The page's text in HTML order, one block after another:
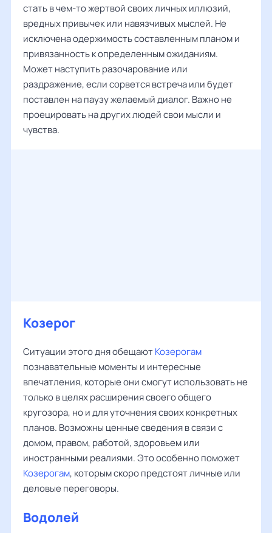
стать в чем-то жертвой своих личных иллюзий,
вредных привычек или навязчивых мыслей. Не
исключена одержимость составленным планом и
привязанность к определенным ожиданиям.
Может наступить разочарование или
раздражение, если сорвется встреча или будет
поставлен на паузу желаемый диалог. Важно не
проецировать на других людей свои мысли и
чувства.
Козерог
Ситуации этого дня обещаютКозерогам
познавательные моменты и интересные
впечатления, которые они смогут использовать не
только в целях расширения своего общего
кругозора, но и для уточнения своих конкретных
планов. Возможны ценные сведения в связи с
домом, правом, работой, здоровьем или
иностранными реалиями. Это особенно поможет
Козерогам, которым скоро предстоят личные или
деловые переговоры.
Водолей